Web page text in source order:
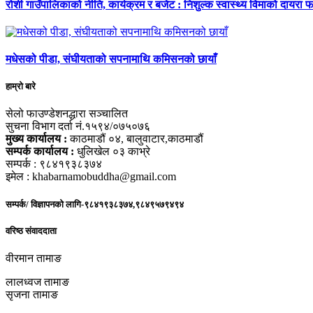
रोशी गाउँपालिकाको नीति, कार्यक्रम र बजेट : निशुल्क स्वास्थ्य विमाको दायरा
मधेसको पीडा, संघीयताको सपनामाथि कमिसनको छायाँ
हाम्रो बारे
सेलो फाउण्डेशनद्धारा सञ्चालित
सुचना विभाग दर्ता नं.१५९४/०७५०७६
मुख्य कार्यालय : काठमाडौं ०४, बालुवाटार,काठमाडौं
सम्पर्क कार्यालय : धुलिखेल ०३ काभ्रे
सम्पर्क : ९८४१९३८३७४
इमेल : khabarnamobuddha@gmail.com
सम्पर्क/ विज्ञापनको लागि-९८४१९३८३७४,९८४९५७९४९४
वरिष्ठ संवाददाता
वीरमान तामाङ
लालध्वज तामाङ
सृजना तामाङ